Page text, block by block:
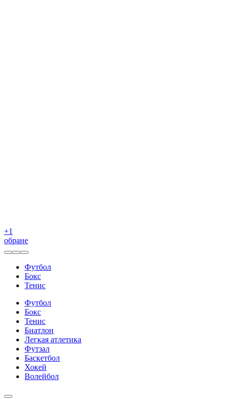
+1
обране
Футбол
Бокс
Тенис
Футбол
Бокс
Тенис
Биатлон
Легкая атлетика
Футзал
Баскетбол
Хокей
Волейбол